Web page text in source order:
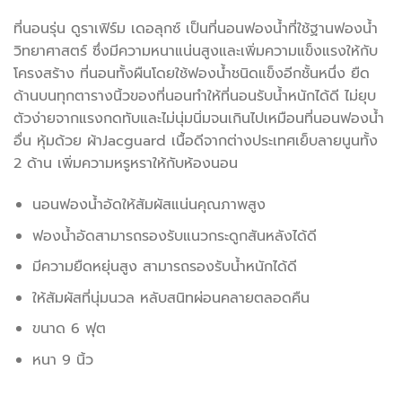
ที่นอนรุ่น ดูราเฟิร์ม เดอลุกซ์ เป็นที่นอนฟองน้ำที่ใช้ฐานฟองน้ำ
วิทยาศาสตร์ ซึ่งมีความหนาแน่นสูงและเพิ่มความแข็งแรงให้กับ
โครงสร้าง ที่นอนทั้งผืนโดยใช้ฟองน้ำชนิดแข็งอีกชั้นหนึ่ง ยืด
ด้านบนทุกตารางนิ้วของที่นอนทำให้ที่นอนรับน้ำหนักได้ดี ไม่ยุบ
ตัวง่ายจากแรงกดทับและไม่นุ่มนิ่มจนเกินไปเหมือนที่นอนฟองน้ำ
อื่น หุ้มด้วย ผ้าJacguard เนื้อดีจากต่างประเทศเย็บลายนูนทั้ง
2 ด้าน เพิ่มความหรูหราให้กับห้องนอน
นอนฟองน้ำอัดให้สัมผัสแน่นคุณภาพสูง
ฟองน้ำอัดสามารถรองรับแนวกระดูกสันหลังได้ดี
มีความยืดหยุ่นสูง สามารถรองรับน้ำหนักได้ดี
ให้สัมผัสที่นุ่มนวล หลับสนิทผ่อนคลายตลอดคืน
ขนาด 6 ฟุต
หนา 9 นิ้ว